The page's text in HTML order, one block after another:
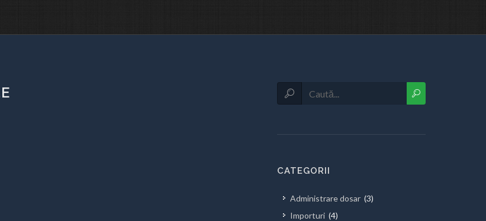
CATEGORII
Administrare dosar (3)
Importuri (4)